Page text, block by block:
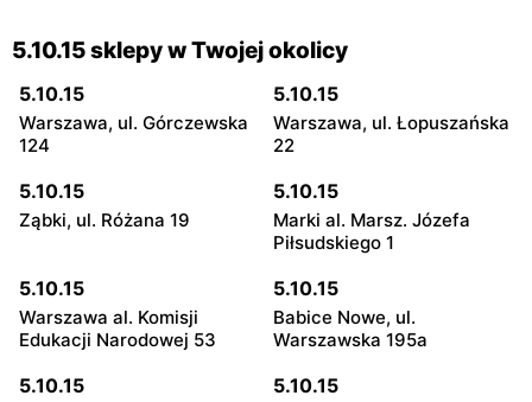
5.10.15 sklepy w Twojej okolicy
5.10.15
Warszawa, ul. Górczewska
124
5.10.15
Warszawa, ul. Łopuszańska
22
5.10.15
Ząbki, ul. Różana 19
5.10.15
Marki al. Marsz. Józefa
Piłsudskiego 1
5.10.15
Warszawa al. Komisji
Edukacji Narodowej 53
5.10.15
Babice Nowe, ul.
Warszawska 195a
5.10.15 5.10.15